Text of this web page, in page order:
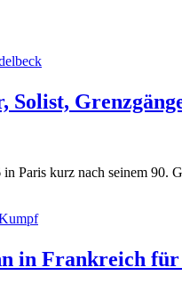
Paris kurz nach seinem 90.
in Frankreich